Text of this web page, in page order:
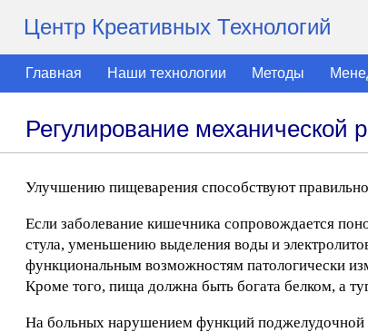
Центр Креативных Технологий
Главная Наши технологии Методы
Регулирование механической
Улучшению пищеварения способствуют
Если заболевание кишечника сопровождается
стула, уменьшению выделения воды и
функциональным возможностям патологически
Кроме того, пища должна быть богата белком, а
На больных нарушением функций